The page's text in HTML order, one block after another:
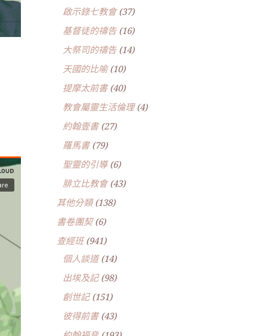
啟示錄七教會(37)
基督徒的禱告(16)
大祭司的禱告(14)
天國的比喻(10)
提摩太前書(40)
教會屬靈生活倫理(4)
約翰壹書(27)
羅馬書(79)
聖靈的引導(6)
腓立比教會(43)
其他分類(138)
書卷團契(6)
查經班(941)
個人談道(14)
出埃及記(98)
創世記(151)
彼得前書(43)